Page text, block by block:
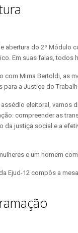
abertura do 2º Módulo
Em suas falas, todos
com Mirna Bertoldi, as
para a Justiça do
assédio eleitoral, vamos
compreender as
da justiça social e a
Ejud-12 compôs a